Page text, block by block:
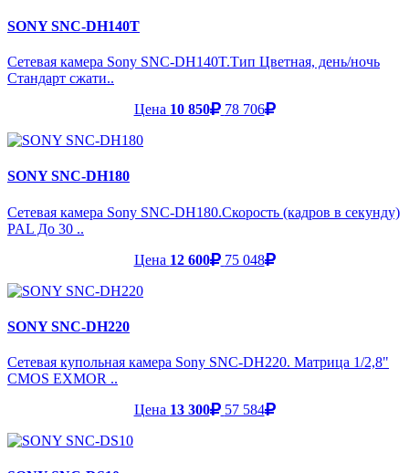
SONY SNC-DH140T
Сетевая камера Sony SNC-DH140T.Тип Цветная, день/ночь
Стандарт сжати..
Цена 10 850 78 706
SONY SNC-DH180
Сетевая камера Sony SNC-DH180.Скорость (кадров в секунду)
PAL До 30 ..
Цена 12 600 75 048
SONY SNC-DH220
Сетевая купольная камера Sony SNC-DH220. Матрица 1/2,8"
CMOS EXMOR ..
Цена 13 300 57 584